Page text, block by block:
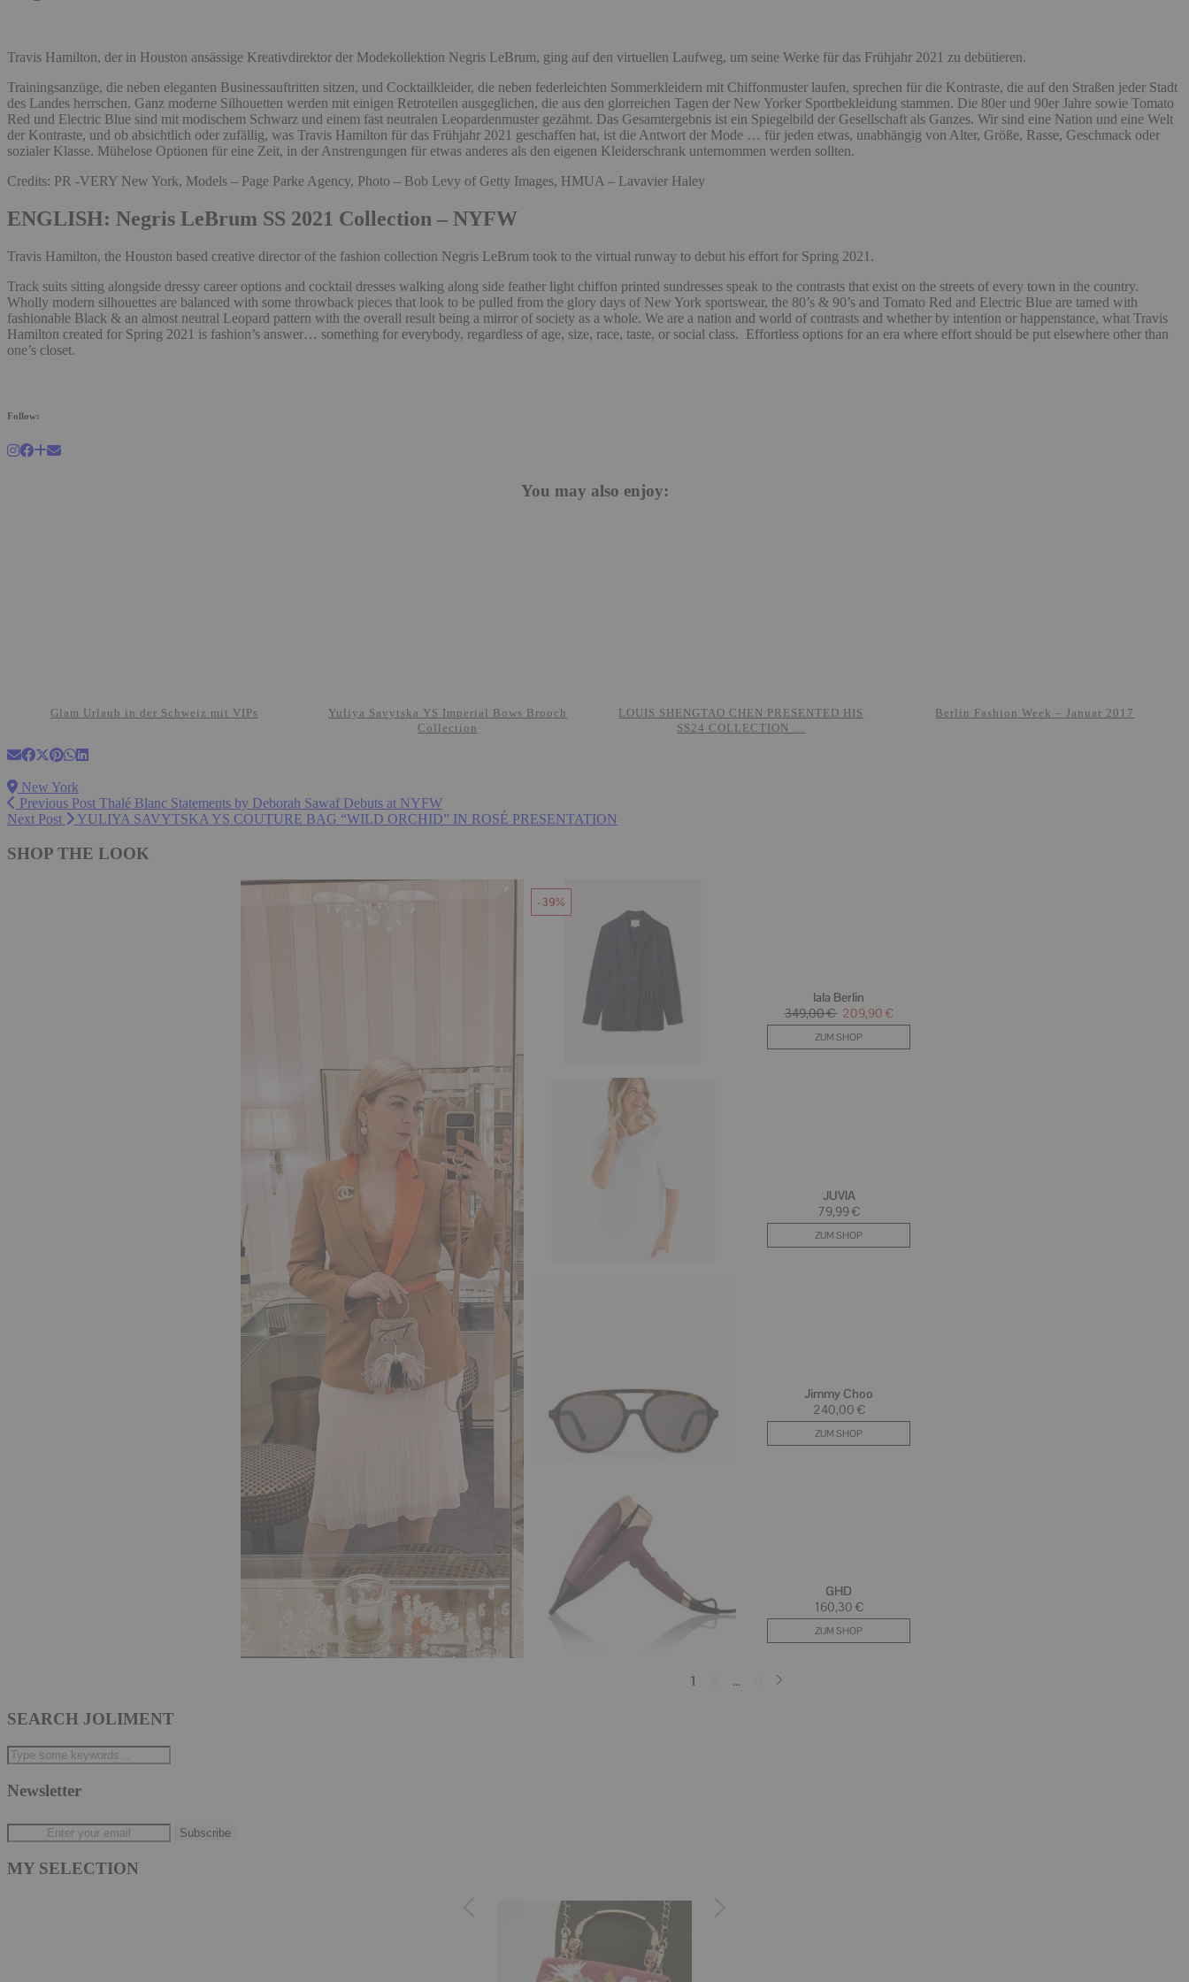
Travis Hamilton, der in Houston ansässige Kreativdirektor der Modekollektion Negris LeBrum, ging auf den virtuellen Laufweg, um seine Werke für das Frühjahr 2021 zu debütieren.
Trainingsanzüge, die neben eleganten Businessauftritten sitzen, und Cocktailkleider, die neben federleichten Sommerkleidern mit Chiffonmuster laufen, sprechen für die Kontraste, die auf den Straßen jeder Stadt
des Landes herrschen. Ganz moderne Silhouetten werden mit einigen Retroteilen ausgeglichen, die aus den glorreichen Tagen der New Yorker Sportbekleidung stammen. Die 80er und 90er Jahre sowie Tomato
Red und Electric Blue sind mit modischem Schwarz und einem fast neutralen Leopardenmuster gezähmt. Das Gesamtergebnis ist ein Spiegelbild der Gesellschaft als Ganzes. Wir sind eine Nation und eine Welt
der Kontraste, und ob absichtlich oder zufällig, was Travis Hamilton für das Frühjahr 2021 geschaffen hat, ist die Antwort der Mode … für jeden etwas, unabhängig von Alter, Größe, Rasse, Geschmack oder
sozialer Klasse. Mühelose Optionen für eine Zeit, in der Anstrengungen für etwas anderes als den eigenen Kleiderschrank unternommen werden sollten.
Credits: PR -VERY New York, Models – Page Parke Agency, Photo – Bob Levy of Getty Images, HMUA – Lavavier Haley
ENGLISH: Negris LeBrum SS 2021 Collection – NYFW
Travis Hamilton, the Houston based creative director of the fashion collection Negris LeBrum took to the virtual runway to debut his effort for Spring 2021.
Track suits sitting alongside dressy career options and cocktail dresses walking along side feather light chiffon printed sundresses speak to the contrasts that exist on the streets of every town in the country.
Wholly modern silhouettes are balanced with some throwback pieces that look to be pulled from the glory days of New York sportswear, the 80’s & 90’s and Tomato Red and Electric Blue are tamed with
fashionable Black & an almost neutral Leopard pattern with the overall result being a mirror of society as a whole. We are a nation and world of contrasts and whether by intention or happenstance, what Travis
Hamilton created for Spring 2021 is fashion’s answer… something for everybody, regardless of age, size, race, taste, or social class. Effortless options for an era where effort should be put elsewhere other than
one’s closet.
Follow:
You may also enjoy:
Glam Urlaub in der Schweiz mit VIPs
Yuliya Savytska YS Imperial Bows Brooch
Collection
LOUIS SHENGTAO CHEN PRESENTED HIS
SS24 COLLECTION …
Berlin Fashion Week – Januar 2017
New York
Previous Post Thalé Blanc Statements by Deborah Sawaf Debuts at NYFW
Next Post
YULIYA SAVYTSKA YS COUTURE BAG “WILD ORCHID” IN ROSÉ PRESENTATION
SHOP THE LOOK
SEARCH JOLIMENT
Newsletter
MY SELECTION